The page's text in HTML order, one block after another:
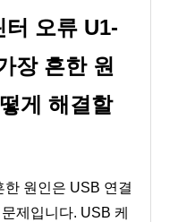
오류 U1-
장 흔한 원
게 해결할
한 원인은 USB 연결
제입니다. USB 케